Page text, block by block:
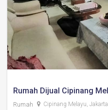
Rumah Cipinang Melayu, Jakarta Timur